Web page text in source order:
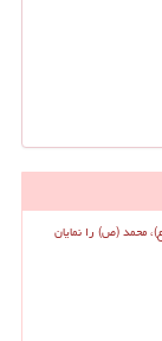
محمد (ص) را نمایان